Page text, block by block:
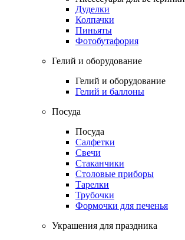
Дуделки
Колпачки
Пиньяты
Фотобутафория
Гелий и оборудование
Гелий и оборудование
Гелий и баллоны
Посуда
Посуда
Салфетки
Свечи
Стаканчики
Столовые приборы
Тарелки
Трубочки
Формочки для печенья
Украшения для праздника